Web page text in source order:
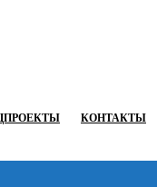
КОНТАКТЫ